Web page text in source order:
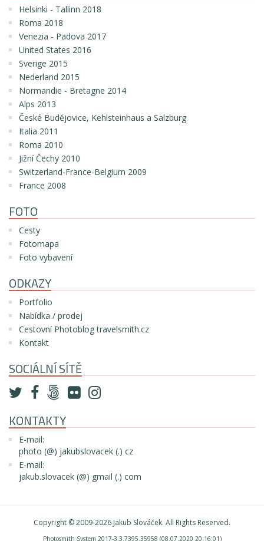
Helsinki - Tallinn 2018
Roma 2018
Venezia - Padova 2017
United States 2016
Sverige 2015
Nederland 2015
Normandie - Bretagne 2014
Alps 2013
České Budějovice, Kehlsteinhaus a Salzburg
Italia 2011
Roma 2010
Jižní Čechy 2010
Switzerland-France-Belgium 2009
France 2008
FOTO
Cesty
Fotomapa
Foto vybavení
ODKAZY
Portfolio
Nabídka / prodej
Cestovní Photoblog travelsmith.cz
Kontakt
SOCIÁLNÍ SÍTĚ
KONTAKTY
E-mail:
photo (@) jakubslovacek (.) cz
E-mail:
jakub.slovacek (@) gmail (.) com
Copyright © 2009-2026 Jakub Slováček. All Rights Reserved.
Photosmith System 2017-3.3.7395.35958 (08.07.2020 20:16:01)